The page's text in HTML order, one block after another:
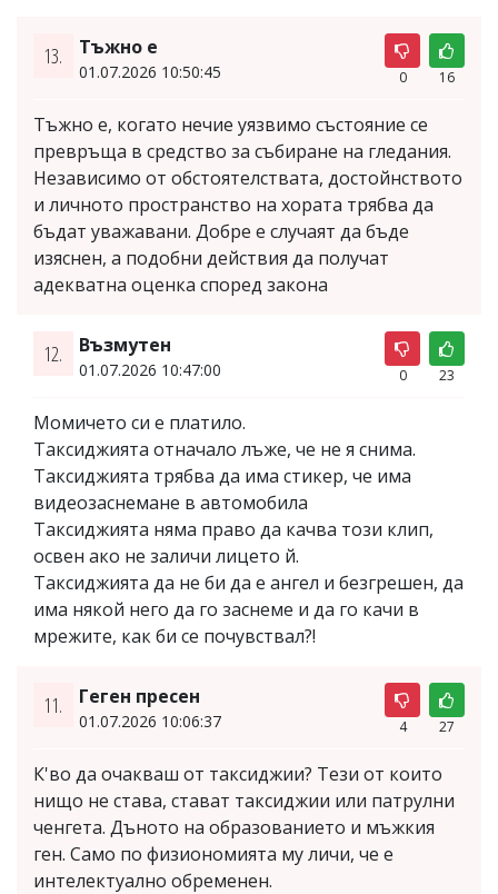
13. Тъжно е
01.07.2026 10:50:45 0 16
Тъжно е, когато нечие уязвимо състояние се
превръща в средство за събиране на гледания.
Независимо от обстоятелствата, достойнството
и личното пространство на хората трябва да
бъдат уважавани. Добре е случаят да бъде
изяснен, а подобни действия да получат
адекватна оценка според закона
12. Възмутен
01.07.2026 10:47:00 0 23
Момичето си е платило.
Таксиджията отначало лъже, че не я снима.
Таксиджията трябва да има стикер, че има
видеозаснемане в автомобила
Таксиджията няма право да качва този клип,
освен ако не заличи лицето й.
Таксиджията да не би да е ангел и безгрешен, да
има някой него да го заснеме и да го качи в
мрежите, как би се почувствал?!
11. Геген пресен
01.07.2026 10:06:37 4 27
К'во да очакваш от таксиджии? Тези от които
нищо не става, стават таксиджии или патрулни
ченгета. Дъното на образованието и мъжкия
ген. Само по физиономията му личи, че е
интелектуално обременен.